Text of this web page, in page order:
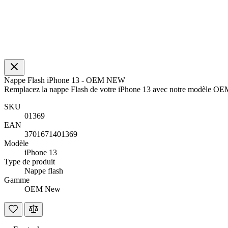
Nappe Flash iPhone 13 - OEM NEW
Remplacez la nappe Flash de votre iPhone 13 avec notre modèle
SKU
01369
EAN
3701671401369
Modèle
iPhone 13
Type de produit
Nappe flash
Gamme
OEM New